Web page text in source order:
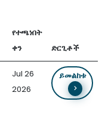
የተጫነበት
ቀን
ድርጊቶች
Jul 26
2026
ይመልከቱ